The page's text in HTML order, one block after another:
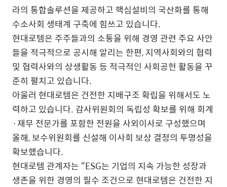
라의 통합솔루션을 제공하고 핵심설비의 국산화를 통해
수소사회 생태계 구축에 힘쓰고 있습니다.
현대로템은 주주들과의 소통을 위해 경영 관련 주요 사안
들을 적극적으로 공시해 알리는 한편, 지역사회와의 협력
및 협력사와의 상생활동 등 적극적인 사회공헌 활동을 꾸
준히 펼치고 있습니다.
아울러 현대로템은 건전한 지배구조 확립을 위해서도 노
력하고 있습니다. 감사위원회의 독립성 확보를 위해 회계
·재무 전문가를 포함한 전원을 사외이사로 구성했으며
올해, 보수위원회를 신설해 이사회 보상 결정의 투명성을
확보했습니다.
현대로템 관계자는 “ESG는 기업의 지속 가능한 성장과
생존을 위한 경영의 필수 조건으로 현대로템은 건전한 지